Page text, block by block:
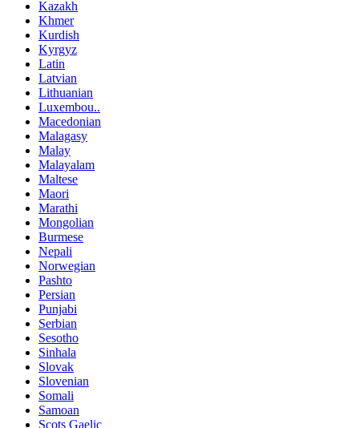
Kazakh
Khmer
Kurdish
Kyrgyz
Latin
Latvian
Lithuanian
Luxembou..
Macedonian
Malagasy
Malay
Malayalam
Maltese
Maori
Marathi
Mongolian
Burmese
Nepali
Norwegian
Pashto
Persian
Punjabi
Serbian
Sesotho
Sinhala
Slovak
Slovenian
Somali
Samoan
Scots Gaelic